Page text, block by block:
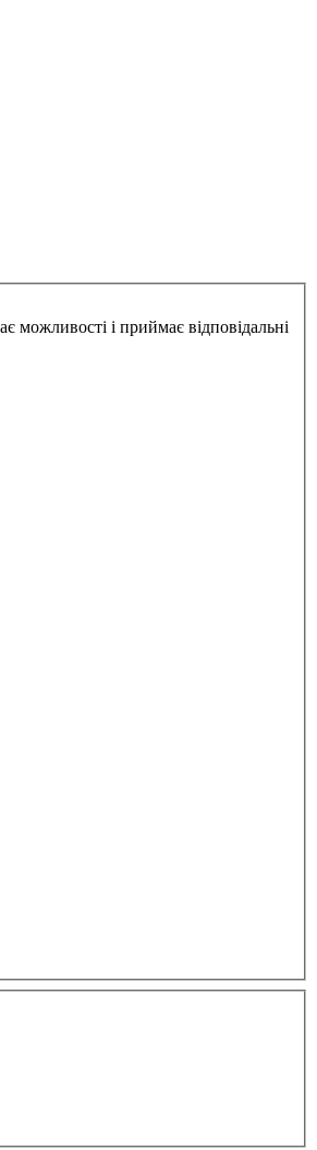
можливості і приймає відповідальні